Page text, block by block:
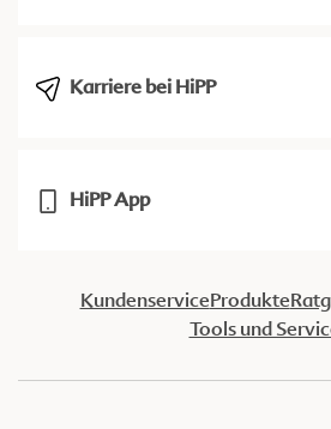
Karriere bei HiPP
HiPP App
KundenserviceProdukte
Tools und